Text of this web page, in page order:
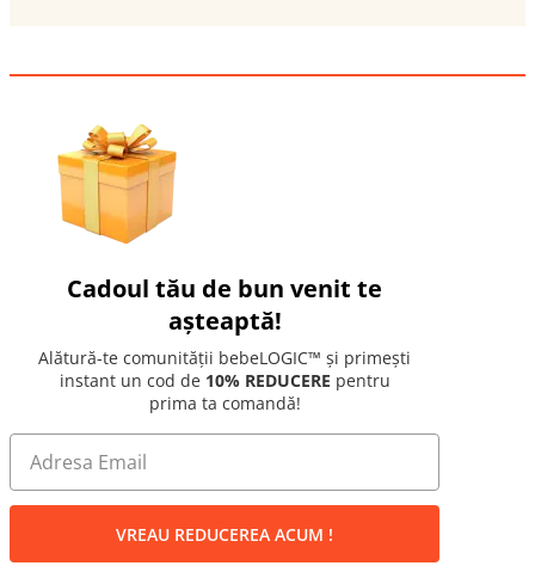
Cadoul tău de bun venit te
așteaptă!
Alătură-te comunității bebeLOGIC™ și primești
instant un cod de 10% REDUCERE pentru
prima ta comandă!
VREAU REDUCEREA ACUM !